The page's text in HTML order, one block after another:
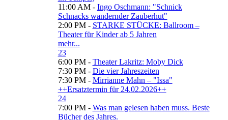
11:00 AM - Ingo Oschmann: "Schnick
Schnacks wandernder Zauberhut"
2:00 PM - STARKE STÜCKE: Ballroom –
Theater für Kinder ab 5 Jahren
mehr...
23
6:00 PM - Theater Lakritz: Moby Dick
7:30 PM - Die vier Jahreszeiten
7:30 PM - Mirrianne Mahn – "Issa"
++Ersatztermin für 24.02.2026++
24
7:00 PM - Was man gelesen haben muss. Beste
Bücher des Jahres.